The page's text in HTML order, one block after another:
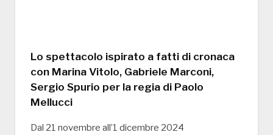
Lo spettacolo ispirato a fatti di cronaca
con Marina Vitolo, Gabriele Marconi,
Sergio Spurio per la regia di Paolo
Mellucci
Dal 21 novembre all’1 dicembre 2024